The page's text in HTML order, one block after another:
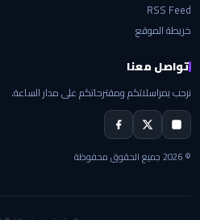
RSS Feed
خريطة الموقع
تواصل معنا
نرحب بمراسلاتكم ومقترحاتكم على مدار الساعة.
© 2026 جميع الحقوق محفوظة